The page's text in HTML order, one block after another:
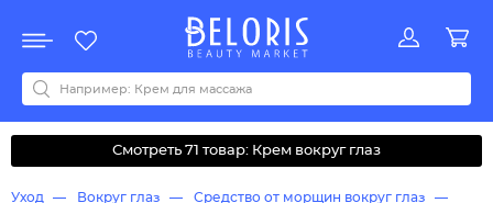
Акции
Все бренды
0-9ABCDEFGHIJKLMNOPQRSTUVWYZАБВДЗИМОКЛНПРСТУФ
Смотреть 71 товар: Крем вокруг глаз
Уход Вокруг глаз
Средство от морщин вокруг глаз